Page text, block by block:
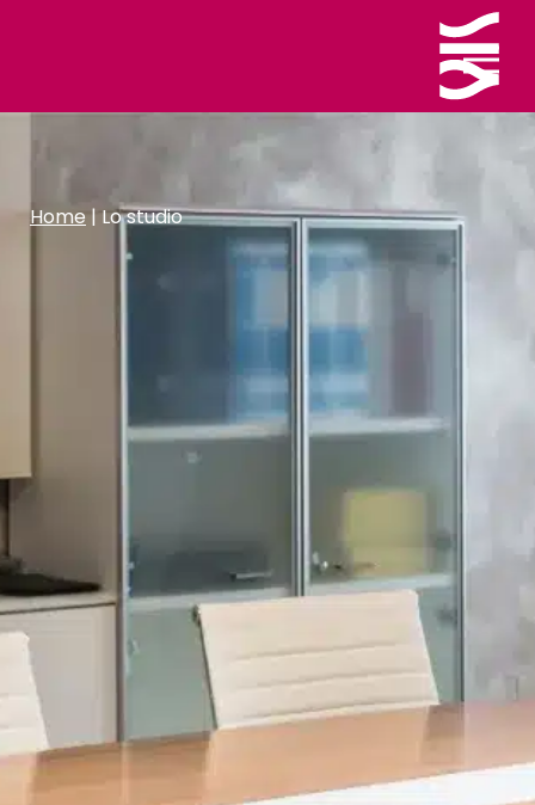
Home |Lo studio